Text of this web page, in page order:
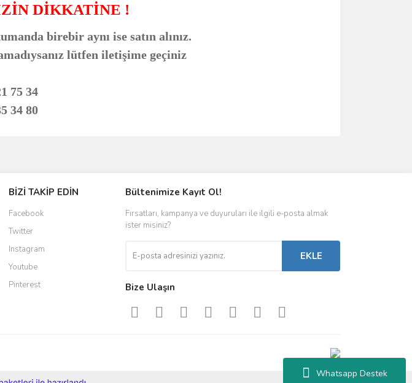
Whatsapp Destek
DİKKATİNE !
birebir aynı ise satın alınız.
lütfen iletişime geçiniz
75 34
34 80
BİZİ TAKİP EDİN
Facebook
Twitter
Instagram
Youtube
Pinterest
Bültenimize Kayıt Ol!
Fırsatları, kampanya ve duyuruları ile ilgili e-posta almak
ister misiniz?
EKLE
Bize Ulaşın